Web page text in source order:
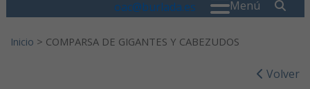
oac@burlada.es
Menú
Inicio > COMPARSA DE GIGANTES Y CABEZUDOS
Volver